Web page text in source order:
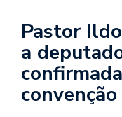
Pastor
a